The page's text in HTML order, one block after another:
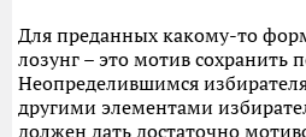
Для преданных какому-то
лозунг – это мотив
Неопределившимся
другими элементами
должен дать достаточно